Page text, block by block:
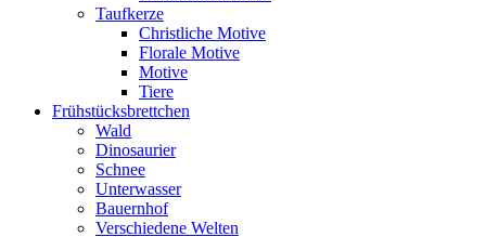
Taufkerze
Christliche Motive
Florale Motive
Motive
Tiere
Frühstücksbrettchen
Wald
Dinosaurier
Schnee
Unterwasser
Bauernhof
Verschiedene Welten